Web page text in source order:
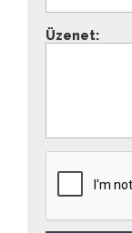
Üzenet: